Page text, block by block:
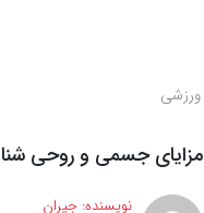
ورزشی
مزایای جسمی و روحی شنا
نویسنده: جیران